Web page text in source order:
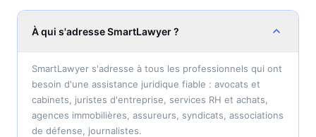
À qui s'adresse SmartLawyer ?
SmartLawyer s'adresse à tous les professionnels qui ont
besoin d'une assistance juridique fiable : avocats et
cabinets, juristes d'entreprise, services RH et achats,
agences immobilières, assureurs, syndicats, associations
de défense, journalistes.